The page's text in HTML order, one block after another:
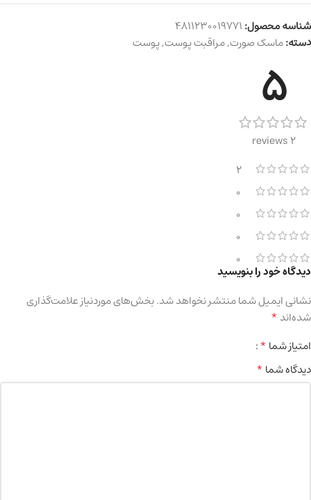
شناسه محصول:4811230019771
دسته:ماسک صورت,مراقبت پوست,پوست
5
2 reviews
2
0
0
0
0
دیدگاه خود را بنویسید
نشانی ایمیل شما منتشر نخواهد شد.بخش‌های موردنیاز علامت‌گذاری
شده‌اند*
امتیاز شما*
دیدگاه شما*